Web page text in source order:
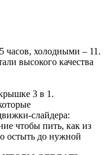
часов, холодными – 11.
высокого качества
3 в 1.
слайдера:
чтобы пить, как из
остыть до нужной